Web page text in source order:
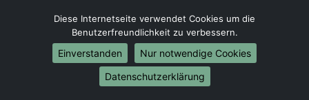
Umzug von Berlin nach Bremen
Umzug von Berlin nach Dresden
Umzug von Berlin nach Hannover
Umzug von Berlin nach Nürnberg
Umzug von Berlin nach Duisburg
Diese Internetseite verwendet Cookies um die
Benutzerfreundlichkeit zu verbessern.
Einverstanden
Nur notwendige Cookies
Datenschutzerklärung